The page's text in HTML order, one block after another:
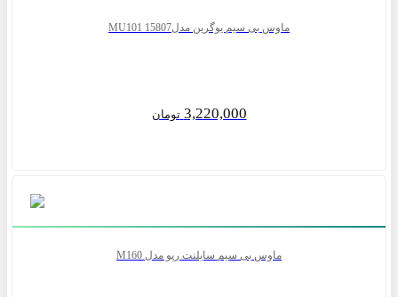
ماوس بی سیم یوگرین مدلMU101 15807
3,220,000 تومان
ماوس بی سیم سایلنت رپو مدل M160